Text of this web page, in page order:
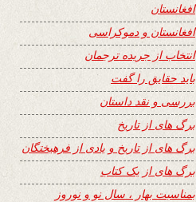
افغانستان
افغانستان و دموکراسی
انتخاب از جریده ترجمان
باید حقایق را گفت
بررسی و نقد داستان
برگ های از تاریخ
برگ های از تاریخ و یادی از فرهیختگان
برگ های از یک کتاب
بمناسبت بهار ، سال نو و نوروز